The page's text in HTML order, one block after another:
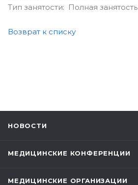
Тип занятости: Полная занятость
Возврат к списку
НОВОСТИ
МЕДИЦИНСКИЕ КОНФЕРЕНЦИИ
МЕДИЦИНСКИЕ ОРГАНИЗАЦИИ